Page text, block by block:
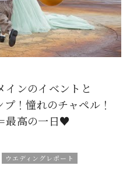
インのイベントと
！憧れのチャペル！
最高の一日♥
ウエディングレポート